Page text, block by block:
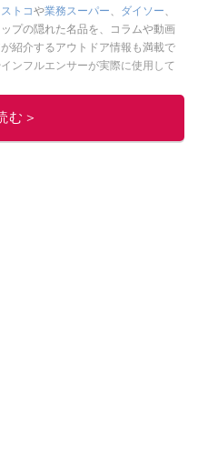
トコや業務スーパー、 ダイソー、
プの隠れた名品を、コラムや動画
紹介するアウトドア情報も満載で
ンフルエンサーが実際に使用して
む＞